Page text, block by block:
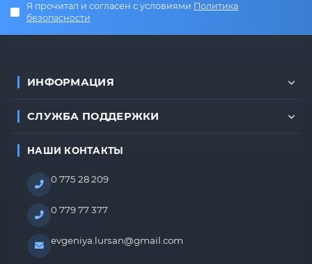
Я прочитал и согласен с условиями Политика
безопасности
ИНФОРМАЦИЯ
СЛУЖБА ПОДДЕРЖКИ
НАШИ КОНТАКТЫ
0 775 28 209
0 779 77 377
evgeniya.lursan@gmail.com